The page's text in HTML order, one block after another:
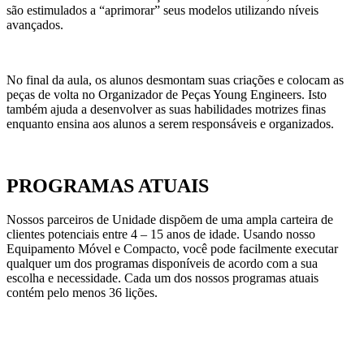
são estimulados a “aprimorar” seus modelos utilizando níveis
avançados.
No final da aula, os alunos desmontam suas criações e colocam as
peças de volta no Organizador de Peças Young Engineers. Isto
também ajuda a desenvolver as suas habilidades motrizes finas
enquanto ensina aos alunos a serem responsáveis e organizados.
PROGRAMAS ATUAIS
Nossos parceiros de Unidade dispõem de uma ampla carteira de
clientes potenciais entre 4 – 15 anos de idade. Usando nosso
Equipamento Móvel e Compacto, você pode facilmente executar
qualquer um dos programas disponíveis de acordo com a sua
escolha e necessidade. Cada um dos nossos programas atuais
contém pelo menos 36 lições.